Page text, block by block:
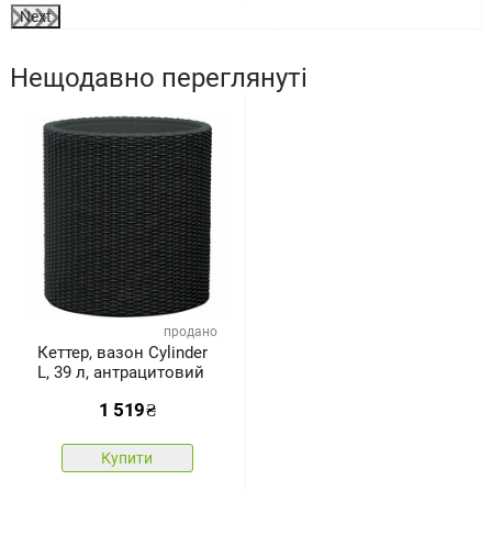
Next
Нещодавно переглянуті
продано
Кеттер, вазон Cylinder
L, 39 л, антрацитовий
1 519₴
Купити